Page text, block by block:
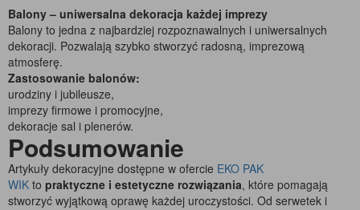
Balony – uniwersalna dekoracja każdej imprezy
Balony to jedna z najbardziej rozpoznawalnych i uniwersalnych
dekoracji. Pozwalają szybko stworzyć radosną, imprezową
atmosferę.
Zastosowanie balonów:
urodziny i jubileusze,
imprezy firmowe i promocyjne,
dekoracje sal i plenerów.
Podsumowanie
Artykuły dekoracyjne dostępne w ofercie EKO PAK
WIK to praktyczne i estetyczne rozwiązania, które pomagają
stworzyć wyjątkową oprawę każdej uroczystości. Od serwetek i